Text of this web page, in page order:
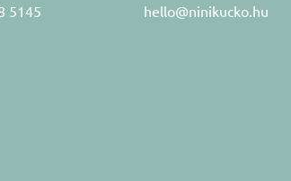
5145
hello@ninikucko.hu